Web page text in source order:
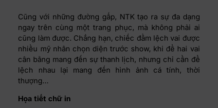
Cũng với những đường gấp, NTK tạo ra sự đa dạng
ngay trên cùng một trang phục, mà không phải ai
cũng làm được. Chẳng hạn, chiếc đầm lệch vai được
nhiều mỹ nhân chọn diện trước show, khi để hai vai
cân bằng mang đến sự thanh lịch, nhưng chỉ cần để
lệch nhau lại mang đến hình ảnh cá tính, thời
thượng…
Họa tiết chữ in